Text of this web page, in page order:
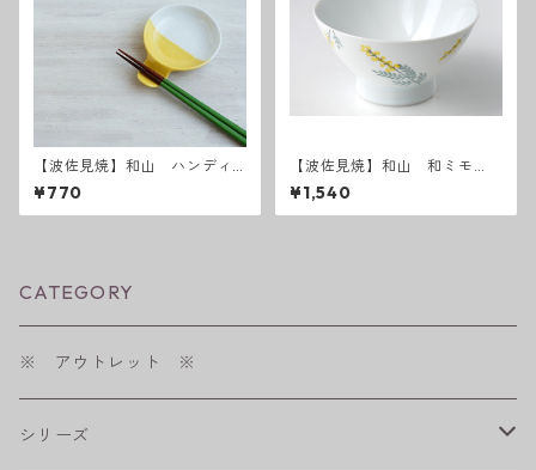
【波佐見焼】和山 ハンディ
小皿 カラー 【全8色】
¥770
【波佐見焼】和山 和ミモ
ザ お茶碗
¥1,540
CATEGORY
※ アウトレット ※
シリーズ